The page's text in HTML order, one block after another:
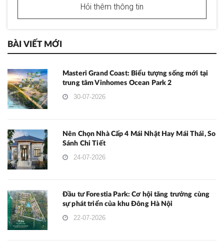
Hỏi thêm thông tin
BÀI VIẾT MỚI
Masteri Grand Coast: Biểu tượng sống mới tại
trung tâm Vinhomes Ocean Park 2
30-07-2026
Nên Chọn Nhà Cấp 4 Mái Nhật Hay Mái Thái, So
Sánh Chi Tiết
24-07-2026
Đầu tư Forestia Park: Cơ hội tăng trưởng cùng
sự phát triển của khu Đông Hà Nội
22-07-2026